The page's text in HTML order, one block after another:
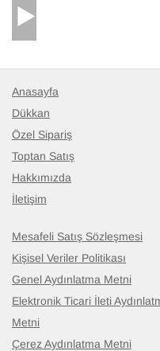
Anasayfa
Dükkan
Özel Sipariş
Toptan Satış
Hakkımızda
İletişim
Mesafeli Satış Sözleşmesi
Kişisel Veriler Politikası
Genel Aydınlatma Metni
Elektronik Ticari İleti
Metni
Çerez Aydınlatma Metni